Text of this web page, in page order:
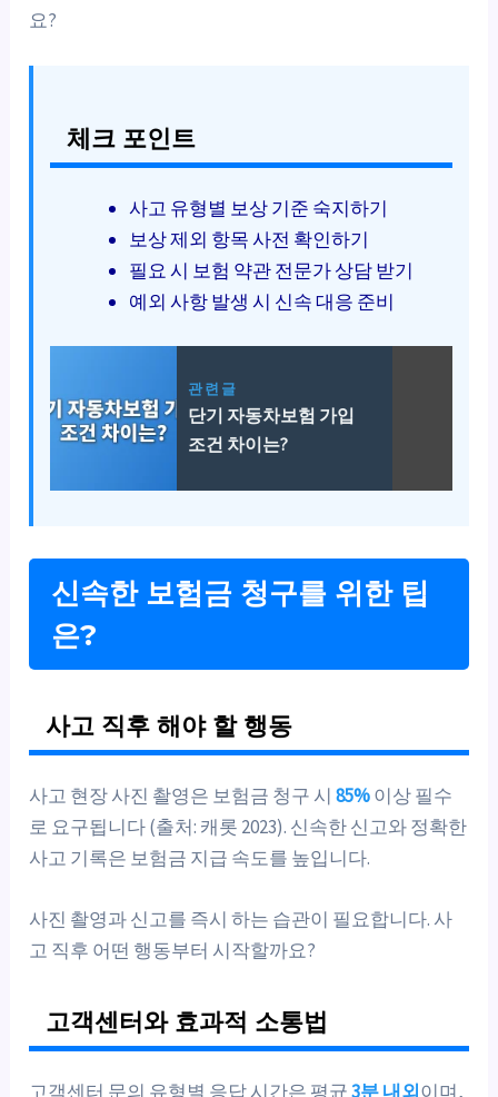
요?
체크 포인트
사고 유형별 보상 기준 숙지하기
보상 제외 항목 사전 확인하기
필요 시 보험 약관 전문가 상담 받기
예외 사항 발생 시 신속 대응 준비
관련글
단기 자동차보험 가입
조건 차이는?
신속한 보험금 청구를 위한 팁
은?
사고 직후 해야 할 행동
사고 현장 사진 촬영은 보험금 청구 시85%이상 필수
로 요구됩니다 (출처: 캐롯 2023). 신속한 신고와 정확한
사고 기록은 보험금 지급 속도를 높입니다.
사진 촬영과 신고를 즉시 하는 습관이 필요합니다. 사
고 직후 어떤 행동부터 시작할까요?
고객센터와 효과적 소통법
고객센터 문의 유형별 응답 시간은 평균3분 내외이며,